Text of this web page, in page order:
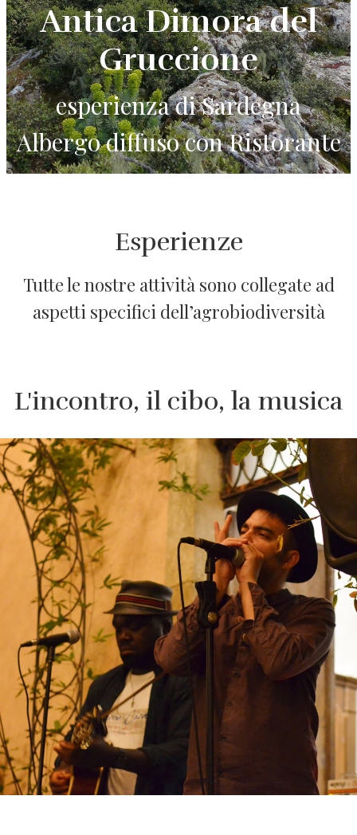
Antica Dimora del
Gruccione
esperienza di Sardegna
Albergo diffuso con Ristorante
Esperienze
Tutte le nostre attività sono collegate ad
aspetti specifici dell’agrobiodiversità
L'incontro, il cibo, la musica